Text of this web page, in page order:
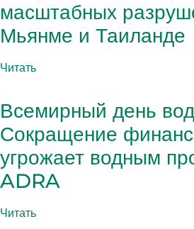
масштабных
Мьянме и Таиланде
Читать
Всемирный день
Сокращение
угрожает водным
ADRA
Читать